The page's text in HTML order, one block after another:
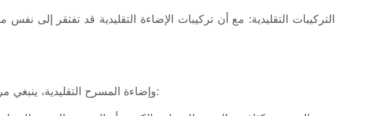
عند اختيار إضاءة LED وإضاءة المسرح التقليدية، ينبغي مراعاة المتطلبات الخاصة بمساحات العرض المختلفة. إليك بعض العوامل المهمة التي يجب تقييمها: